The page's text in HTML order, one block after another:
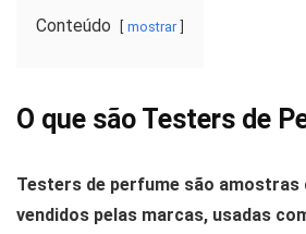
Conteúdo mostrar
O que são Testers de
Testers de perfume são amostras
vendidos pelas marcas, usadas